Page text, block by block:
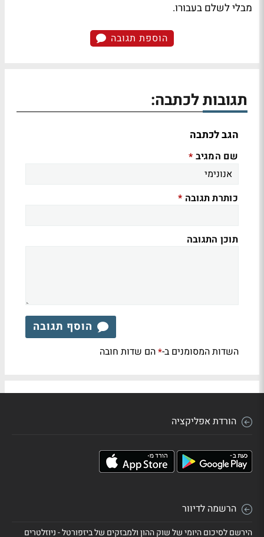
מבלי לשלם בעבורו.
הוספת תגובה
תגובות לכתבה:
הגב לכתבה
שם המגיב *
כותרת תגובה *
תוכן התגובה
הוסף תגובה
השדות המסומנים ב-*הם שדות חובה
הורדת אפליקציה
הרשמה לדיוור
הירשם לסיכום היומי של שוק ההון ולמבזקים של ביזפורטל - ניוזלטרים